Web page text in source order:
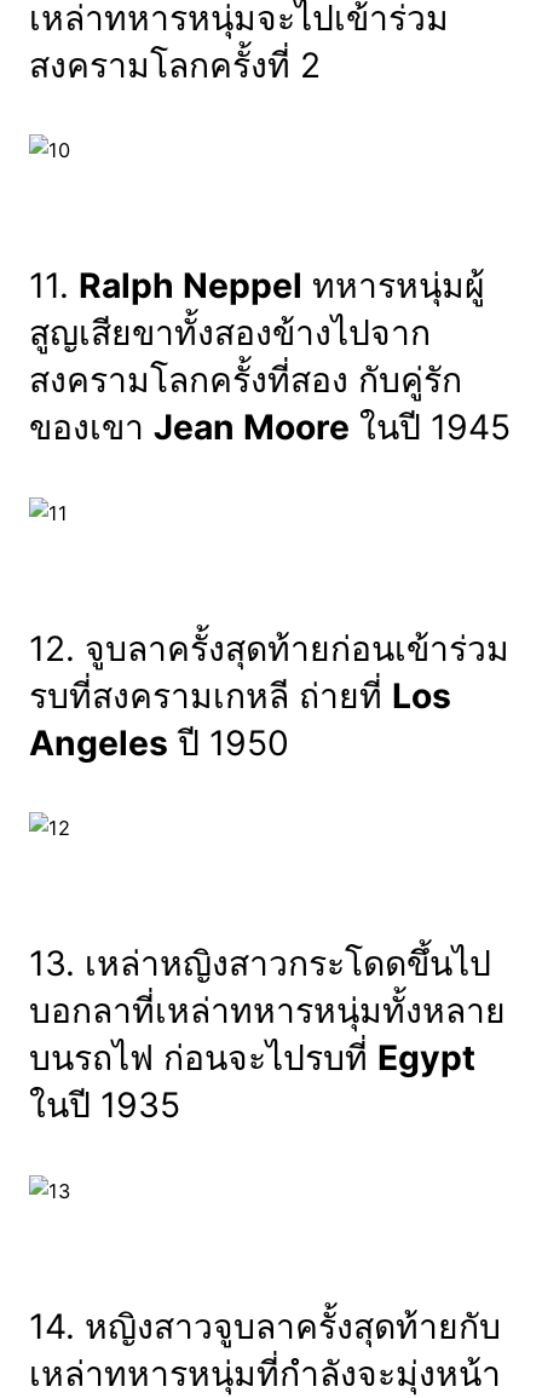
เหล่าทหารหนุ่มจะไปเข้าร่วม
สงครามโลกครั้งที่ 2
11. Ralph Neppel ทหารหนุ่มผู้
สูญเสียขาทั้งสองข้างไปจาก
สงครามโลกครั้งที่สอง กับคู่รัก
ของเขา Jean Moore ในปี 1945
12. จูบลาครั้งสุดท้ายก่อนเข้าร่วม
รบที่สงครามเกหลี ถ่ายที่ Los
Angeles ปี 1950
13. เหล่าหญิงสาวกระโดดขึ้นไป
บอกลาที่เหล่าทหารหนุ่มทั้งหลาย
บนรถไฟ ก่อนจะไปรบที่ Egypt
ในปี 1935
14. หญิงสาวจูบลาครั้งสุดท้ายกับ
เหล่าทหารหนุ่มที่กำลังจะมุ่งหน้า